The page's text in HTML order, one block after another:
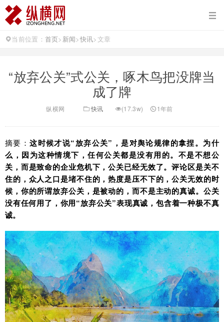
当前位置： 首页> 新闻>快讯>文章
“放弃公关”式公关，啄木鸟把没牌当
成了牌
纵横网 快讯 (17.3w) 1年前
摘要：这时候才说“放弃公关”，是对舆论规律的拿捏。为什
么，因为这种情境下，任何公关都是没有用的。不是不想公
关，而是致命的企业危机下，公关已经无效了。评论区是关不
住的，众人之口是堵不住的，热度是压不下的，公关无效的时
候，你的所谓放弃公关，是被动的，而不是主动的真诚。公关
没有任何用了，你用“放弃公关”表现真诚，包含着一种极不真
诚。